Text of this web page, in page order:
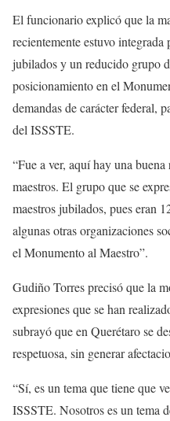
El funcionario explicó que la
recientemente estuvo
jubilados y un reducido grupo
posicionamiento en el
demandas de carácter federal,
del ISSSTE.
“Fue a ver, aquí hay una
maestros. El grupo que se
maestros jubilados, pues eran
algunas otras organizaciones
el Monumento al Maestro”.
Gudiño Torres precisó que la
expresiones que se han
subrayó que en Querétaro se
respetuosa, sin generar
“Sí, es un tema que tiene que
ISSSTE. Nosotros es un tema